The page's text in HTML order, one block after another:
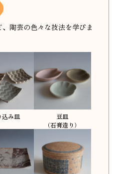
陶芸の色々な技法を学びま
込み皿
豆皿
（石膏造り）